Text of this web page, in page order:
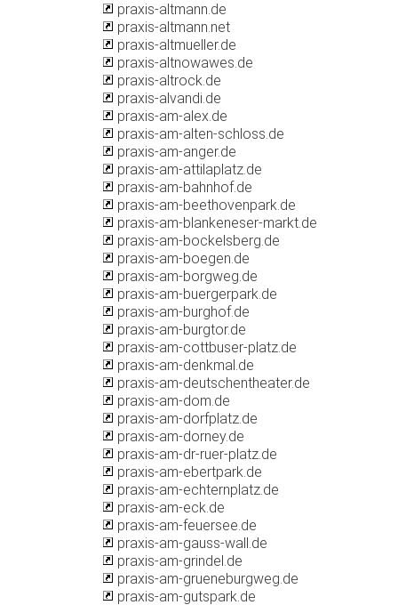
praxis-altmann.de
praxis-altmann.net
praxis-altmueller.de
praxis-altnowawes.de
praxis-altrock.de
praxis-alvandi.de
praxis-am-alex.de
praxis-am-alten-schloss.de
praxis-am-anger.de
praxis-am-attilaplatz.de
praxis-am-bahnhof.de
praxis-am-beethovenpark.de
praxis-am-blankeneser-markt.de
praxis-am-bockelsberg.de
praxis-am-boegen.de
praxis-am-borgweg.de
praxis-am-buergerpark.de
praxis-am-burghof.de
praxis-am-burgtor.de
praxis-am-cottbuser-platz.de
praxis-am-denkmal.de
praxis-am-deutschentheater.de
praxis-am-dom.de
praxis-am-dorfplatz.de
praxis-am-dorney.de
praxis-am-dr-ruer-platz.de
praxis-am-ebertpark.de
praxis-am-echternplatz.de
praxis-am-eck.de
praxis-am-feuersee.de
praxis-am-gauss-wall.de
praxis-am-grindel.de
praxis-am-grueneburgweg.de
praxis-am-gutspark.de